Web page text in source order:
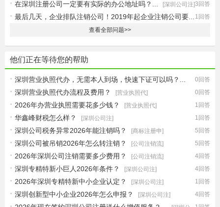
[记账报税] 3回答
在深圳注册公司一定要有实际的办公地址吗？...
[深圳公司注]
1回答
最后几天，企业排队注销公司！2019年起企业注销公司要...
查看全部问题>>
他们正在等待您的帮助
0回答
深圳营业执照代办，无需本人到场，快速下证可以吗？...
[营业执照代] 0回答
深圳营业执照代办流程及费用？
[营业执照代]
1回答
2026年办营业执照需要花多少钱？
[营业执照代]
1回答
华鑫峰财税怎么样？
[深圳公司注]
5回答
深圳公司税务异常2026年能注销吗？
[商标注册申]
5回答
深圳公司被吊销2026年怎么转注销？
[公司注销流]
4回答
2026年深圳公司注销需要多少费用？
[公司注销流]
4回答
深圳专精特新小巨人2026年条件？
[深圳公司注]
1回答
2026年深圳专精特新中小企业认定？
[深圳公司注]
4回答
深圳创新型中小企业2026年怎么申报？
[深圳公司注]